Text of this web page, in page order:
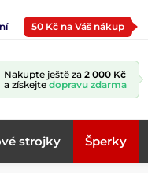
50 Kč na Váš nákup
Nakupte ještě za 2 000 Kč
a získejte dopravu zdarma
strojky Šperky